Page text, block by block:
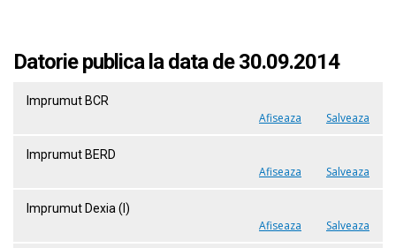
Datorie publica la data de 30.09.2014
Imprumut BCR
Afiseaza Salveaza
Imprumut BERD
Afiseaza Salveaza
Imprumut Dexia (I)
Afiseaza Salveaza